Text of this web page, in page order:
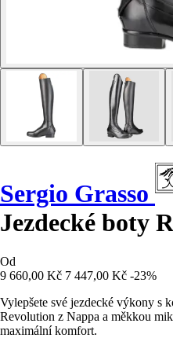
Sergio Grasso
Jezdecké boty
Od
9 660,00 Kč 7 447,00 Kč -23%
Vylepšete své jezdecké výkony s
Revolution z Nappa a měkkou
maximální komfort.